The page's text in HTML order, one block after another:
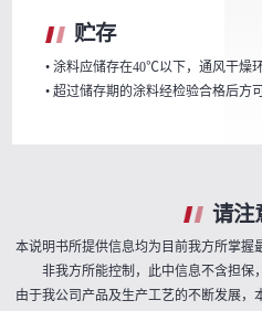
贮存
• 涂料应储存在40℃以下，通风干燥
• 超过储存期的涂料经检验合格后方
请注
本说明书所提供信息均为目前我方所掌握
非我方所能控制，此中信息不含担保
由于我公司产品及生产工艺的不断发展